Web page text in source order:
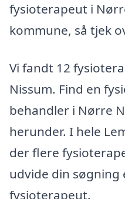
fysioterapeut i
kommune, så tjek
Vi fandt 12
Nissum. Find en
behandler i Nørre
herunder. I hele
der flere
udvide din søgning
fysioterapeut.